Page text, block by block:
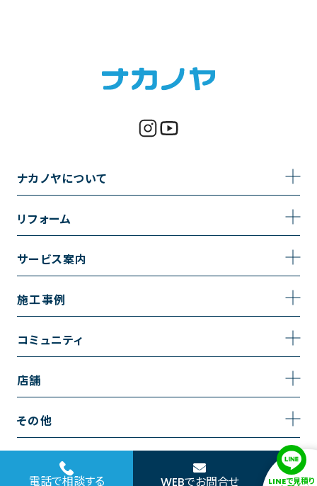
ナカノヤについて
採用情報
リフォーム
トイレのリフォーム
キッチンのリフォーム
リノベーション
内装のリフォーム
水回りのリフォーム
サービス案内
サービスの流れ
施工事例
施工事例一覧
お風呂の施工事例
洗面の施工事例
コミュニティ
コミュニティ
お知らせ
店舗
越谷店
浦和店
その他
お問い合わせ
電話で相談する WEBでお問合せ LINEで見積り